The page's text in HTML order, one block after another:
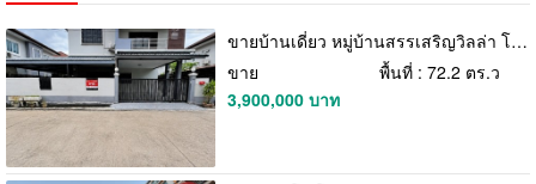
ขายบ้านเดี่ยว หมู่บ้านสรรเสริญวิลล่า โคกหม้อ ราชบุรี
ขาย
พื้นที่ : 72.2 ตร.ว
3,900,000 บาท